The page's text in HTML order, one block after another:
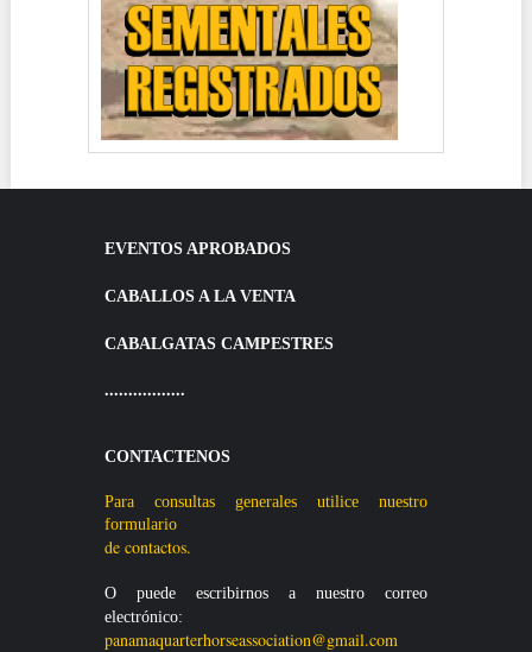
EVENTOS APROBADOS
CABALLOS A LA VENTA
CABALGATAS CAMPESTRES
.................
CONTACTENOS
Para consultas generales utilice nuestro
formulario
de contactos.
O puede escribirnos a nuestro correo
electrónico:
panamaquarterhorseassociation@gmail.com